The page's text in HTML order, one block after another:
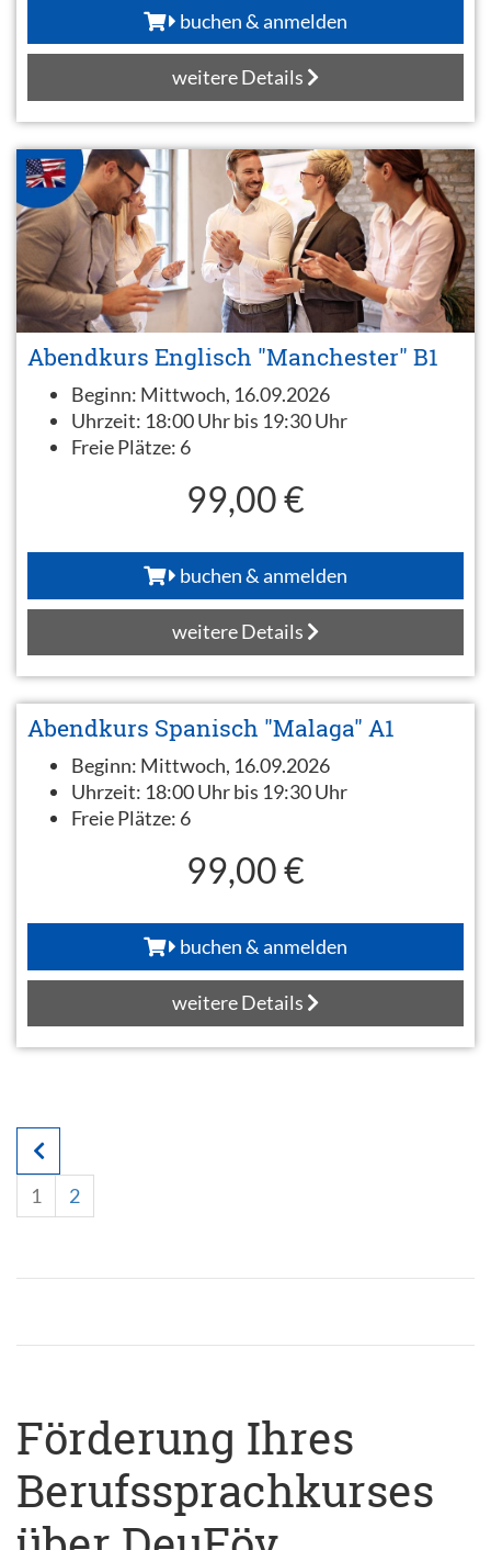
buchen & anmelden
weitere Details
Abendkurs Englisch "Manchester" B1
Beginn: Mittwoch, 16.09.2026
Uhrzeit: 18:00 Uhr bis 19:30 Uhr
Freie Plätze: 6
99,00 €
buchen & anmelden
weitere Details
Abendkurs Spanisch "Malaga" A1
Beginn: Mittwoch, 16.09.2026
Uhrzeit: 18:00 Uhr bis 19:30 Uhr
Freie Plätze: 6
99,00 €
buchen & anmelden
weitere Details
1 2
Förderung Ihres
Berufssprachkurses